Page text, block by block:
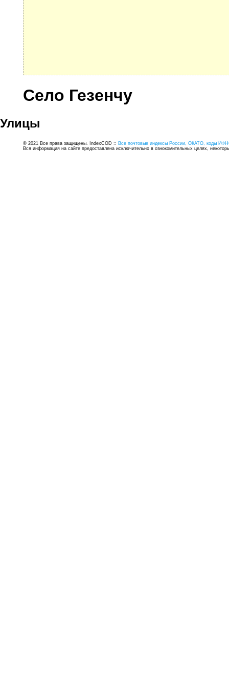
Село Гезенчу
Улицы
© 2021 Все права защищены. IndexCOD :: Все почтовые индексы России, ОКАТО, коды
Вся информация на сайте предоставлена исключительно в ознокомительных целях,